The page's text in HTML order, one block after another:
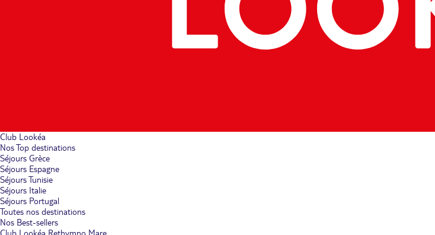
Club Lookéa
Nos Top destinations
Séjours Grèce
Séjours Espagne
Séjours Tunisie
Séjours Italie
Séjours Portugal
Toutes nos destinations
Nos Best-sellers